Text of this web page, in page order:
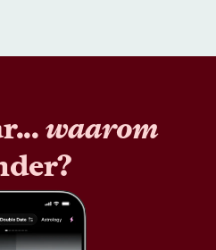
waarom